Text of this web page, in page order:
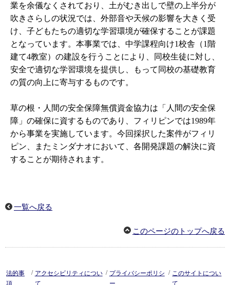
業を余儀なくされており、土がむき出しで壁の上半分が
吹きさらしの状況では、外部音や天候の影響を大きく受
け、子どもたちの適切な学習環境が確保することが課題
となっています。本事業では、中学課程向け1校舎（1階
建て4教室）の建設を行うことにより、同校生徒に対し、
安全で適切な学習環境を提供し、もって同校の基礎教育
の質の向上に寄与するものです。
草の根・人間の安全保障無償資金協力は「人間の安全保
障」の確保に資するものであり、フィリピンでは1989年
から事業を実施しています。今回採択した案件がフィリ
ピン、またミンダナオにおいて、各開発課題の解決に資
することが期待されます。
一覧へ戻る
このページのトップへ戻る
法的事
項
/ アクセシビリティについ
て
/ プライバシーポリシ
ー
/ このサイトについ
て